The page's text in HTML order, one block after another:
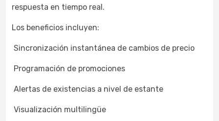
respuesta en tiempo real.
Los beneficios incluyen:
Sincronización instantánea de cambios de precio
Programación de promociones
Alertas de existencias a nivel de estante
Visualización multilingüe